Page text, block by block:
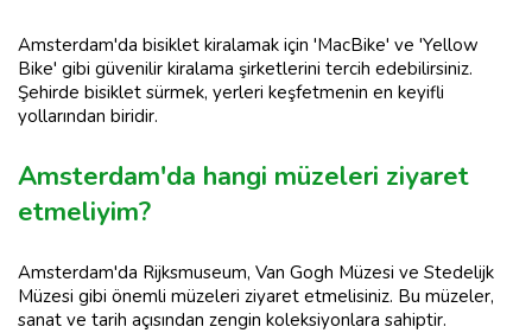
Amsterdam'da bisiklet kiralamak için 'MacBike' ve 'Yellow
Bike' gibi güvenilir kiralama şirketlerini tercih edebilirsiniz.
Şehirde bisiklet sürmek, yerleri keşfetmenin en keyifli
yollarından biridir.
Amsterdam'da hangi müzeleri ziyaret
etmeliyim?
Amsterdam'da Rijksmuseum, Van Gogh Müzesi ve Stedelijk
Müzesi gibi önemli müzeleri ziyaret etmelisiniz. Bu müzeler,
sanat ve tarih açısından zengin koleksiyonlara sahiptir.